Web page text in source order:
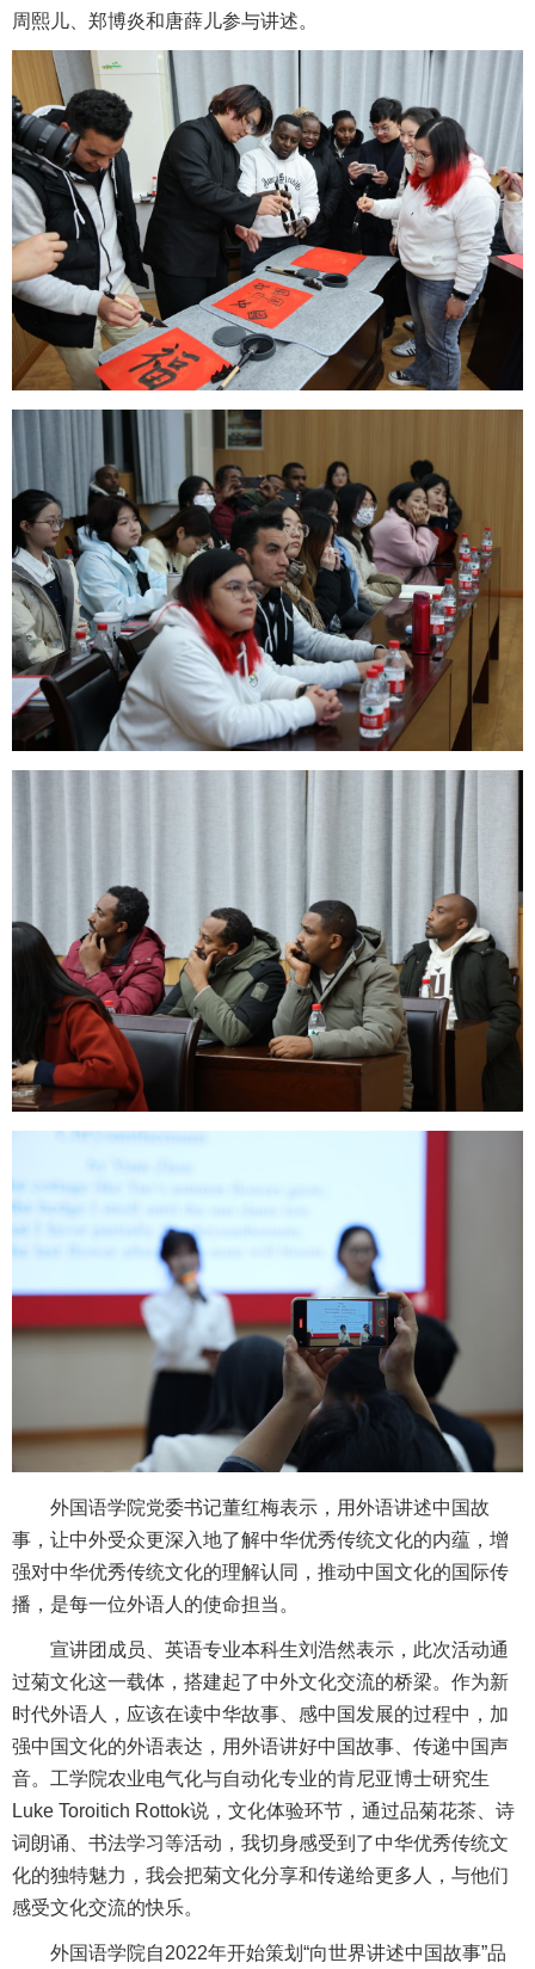
周熙儿、郑博炎和唐薛儿参与讲述。
外国语学院党委书记董红梅表示，用外语讲述中国故
事，让中外受众更深入地了解中华优秀传统文化的内蕴，增
强对中华优秀传统文化的理解认同，推动中国文化的国际传
播，是每一位外语人的使命担当。
宣讲团成员、英语专业本科生刘浩然表示，此次活动通
过菊文化这一载体，搭建起了中外文化交流的桥梁。作为新
时代外语人，应该在读中华故事、感中国发展的过程中，加
强中国文化的外语表达，用外语讲好中国故事、传递中国声
音。工学院农业电气化与自动化专业的肯尼亚博士研究生
Luke Toroitich Rottok说，文化体验环节，通过品菊花茶、诗
词朗诵、书法学习等活动，我切身感受到了中华优秀传统文
化的独特魅力，我会把菊文化分享和传递给更多人，与他们
感受文化交流的快乐。
外国语学院自2022年开始策划“向世界讲述中国故事”品